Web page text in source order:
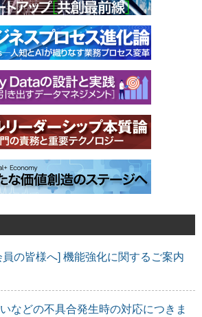
の皆様へ] 機能強化に関するご案内
などの不具合発生時の対応につきま